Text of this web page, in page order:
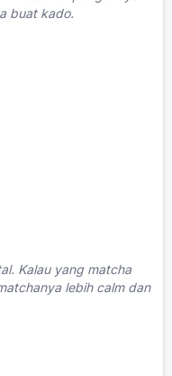
buat kado.
Kalau yang matcha
lebih calm dan